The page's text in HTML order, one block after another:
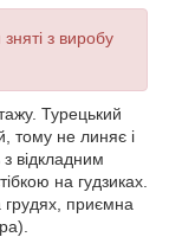
з виробу
Турецький
тому не линяє і
відкладним
на гудзиках.
приємна